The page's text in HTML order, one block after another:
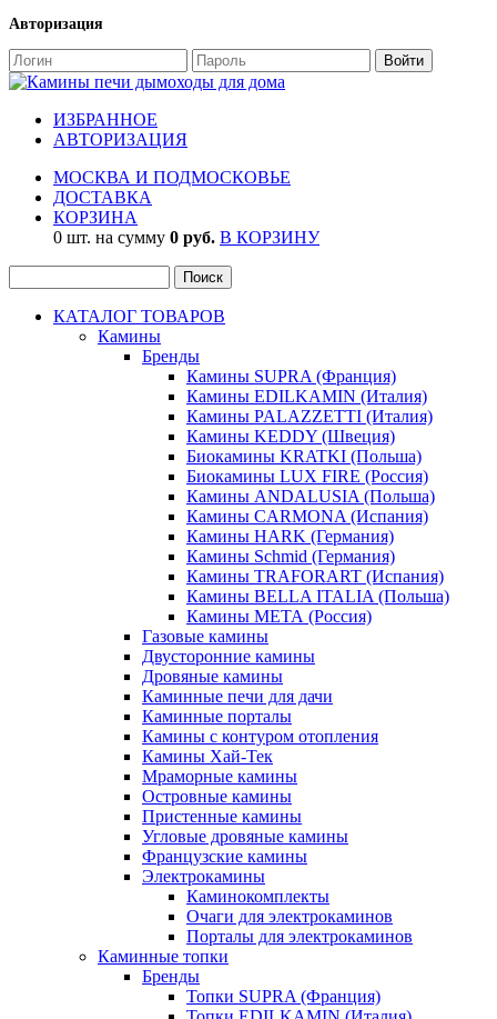
Авторизация
ИЗБРАННОЕ
АВТОРИЗАЦИЯ
МОСКВА И ПОДМОСКОВЬЕ
ДОСТАВКА
КОРЗИНА
0 шт. на сумму 0 руб. В КОРЗИНУ
КАТАЛОГ ТОВАРОВ
Камины
Бренды
Камины SUPRA (Франция)
Камины EDILKAMIN (Италия)
Камины PALAZZETTI (Италия)
Камины KEDDY (Швеция)
Биокамины KRATKI (Польша)
Биокамины LUX FIRE (Россия)
Камины ANDALUSIA (Польша)
Камины CARMONA (Испания)
Камины HARK (Германия)
Камины Schmid (Германия)
Камины TRAFORART (Испания)
Камины BELLA ITALIA (Польша)
Камины МЕТА (Россия)
Газовые камины
Двусторонние камины
Дровяные камины
Каминные печи для дачи
Каминные порталы
Камины с контуром отопления
Камины Хай-Тек
Мраморные камины
Островные камины
Пристенные камины
Угловые дровяные камины
Французские камины
Электрокамины
Каминокомплекты
Очаги для электрокаминов
Порталы для электрокаминов
Каминные топки
Бренды
Топки SUPRA (Франция)